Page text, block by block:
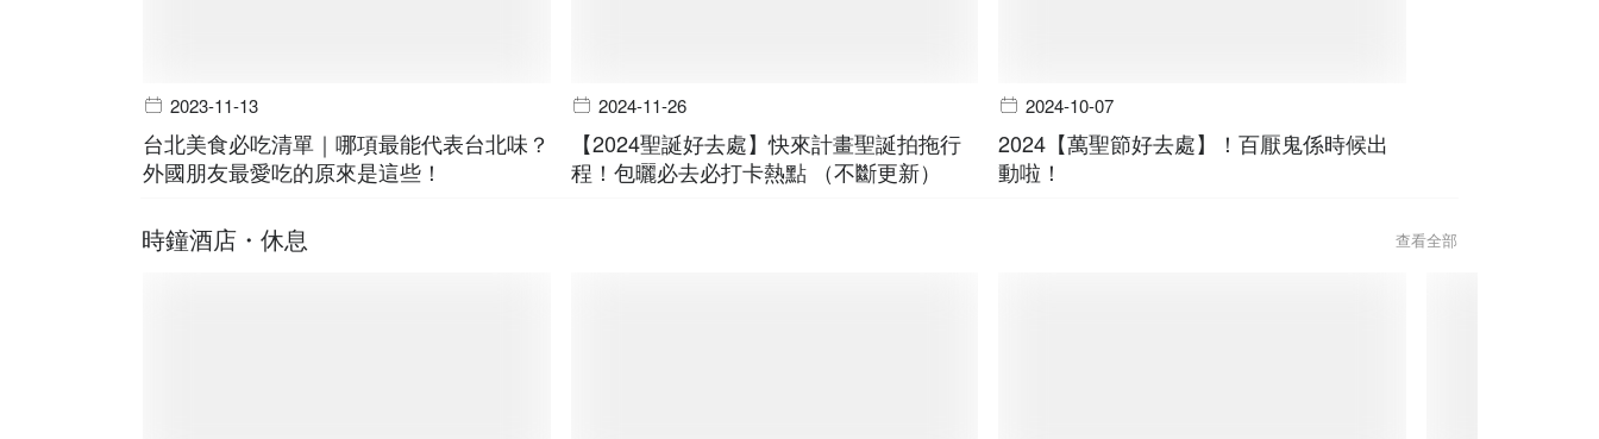
2023-11-13
台北美食必吃清單｜哪項最能代表台北味？
外國朋友最愛吃的原來是這些！
2024-11-26
【2024聖誕好去處】快來計畫聖誕拍拖行
程！包曬必去必打卡熱點 （不斷更新）
2024-10-07
2024【萬聖節好去處】！百厭鬼係時候出
動啦！
時鐘酒店・休息 查看全部